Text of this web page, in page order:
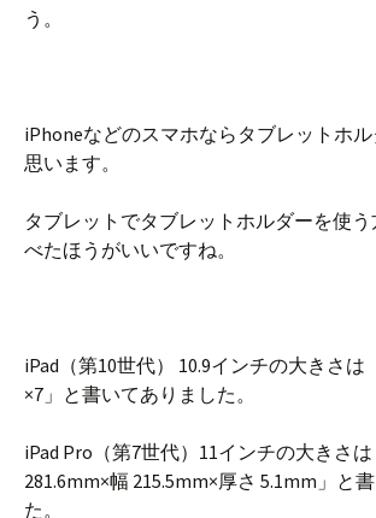
う。
iPhoneなどのスマホならタブレットホ
思います。
タブレットでタブレットホルダーを使
べたほうがいいですね。
iPad（第10世代） 10.9インチの大きさは
×7」と書いてありました。
iPad Pro（第7世代）11インチの大きさは
281.6mm×幅 215.5mm×厚さ 5.1mm」と
た。